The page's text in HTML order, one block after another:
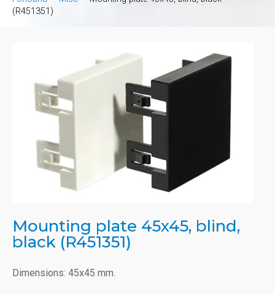
(R451351)
Mounting plate 45x45, blind,
black (R451351)
Dimensions: 45x45 mm.